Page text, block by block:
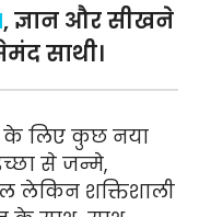
, ज्ञान और सीखने
साथी।
के लिए कुछ नया
से जन्मे,
लेकिन शक्तिशाली